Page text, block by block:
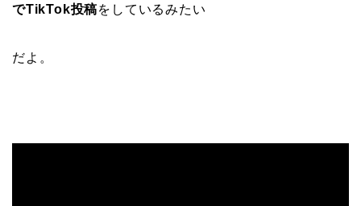
でTikTok投稿をしているみたい
だよ。